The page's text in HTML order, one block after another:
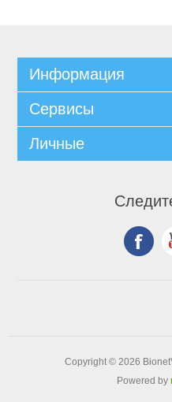
Информация
Сервисы
Личные
Copyright © 2026
Powered by